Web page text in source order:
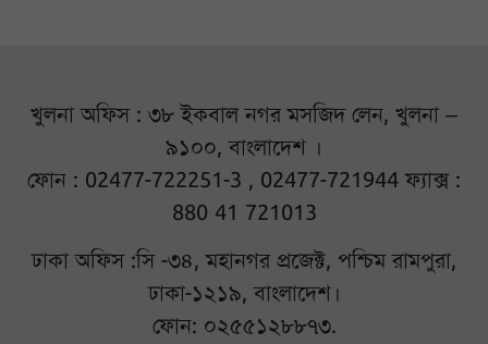
খুলনা অফিস : ৩৮ ইকবাল নগর মসজিদ লেন, খুলনা –
৯১০০, বাংলাদেশ ।
ফোন : 02477-722251-3 , 02477-721944 ফ্যাক্স :
880 41 721013
ঢাকা অফিস :সি -৩৪, মহানগর প্রজেক্ট, পশ্চিম রামপুরা,
ঢাকা-১২১৯, বাংলাদেশ।
ফোন: ০২৫৫১২৮৮৭৩.